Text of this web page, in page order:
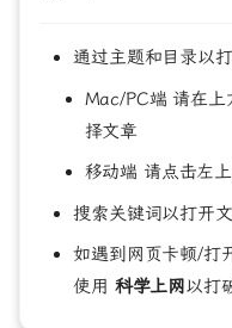
通过主题和目录以
Mac/PC端 请在上
择文章
移动端 请点击左
搜索关键词以打开
如遇到网页卡顿/打
使用 科学上网以打